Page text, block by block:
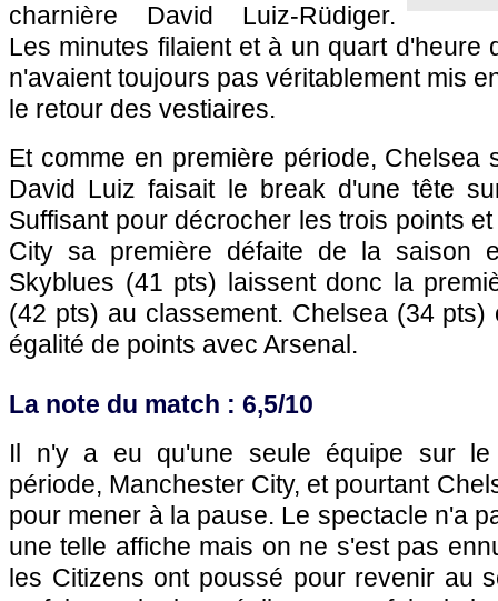
charnière David Luiz-Rüdiger.
Les minutes filaient et à un quart d'heure
n'avaient toujours pas véritablement mis
le retour des vestiaires.
Et comme en première période, Chelsea
David Luiz faisait le break d'une tête
Suffisant pour décrocher les trois points
City sa première défaite de la saison
Skyblues (41 pts) laissent donc la
(42 pts) au classement. Chelsea (34
égalité de points avec Arsenal.
La note du match : 6,5/10
Il n'y a eu qu'une seule équipe sur le
période, Manchester City, et pourtant
pour mener à la pause. Le spectacle n'a
une telle affiche mais on ne s'est pas
les Citizens ont poussé pour revenir au